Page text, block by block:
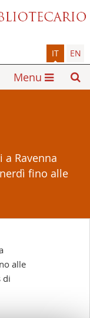
IT EN
Menu
a Ravenna
fino alle
alle
di